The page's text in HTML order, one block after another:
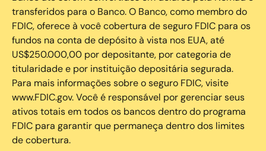
transferidos para o Banco. O Banco, como membro do
FDIC, oferece à você cobertura de seguro FDIC para os
fundos na conta de depósito à vista nos EUA, até
US$250.000,00 por depositante, por categoria de
titularidade e por instituição depositária segurada.
Para mais informações sobre o seguro FDIC, visite
www.FDIC.gov. Você é responsável por gerenciar seus
ativos totais em todos os bancos dentro do programa
FDIC para garantir que permaneça dentro dos limites
de cobertura.